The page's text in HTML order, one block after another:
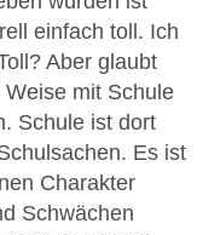
einfach toll. Ich
Aber glaubt
mit Schule
Schule ist dort
Es ist
Charakter
Schwächen